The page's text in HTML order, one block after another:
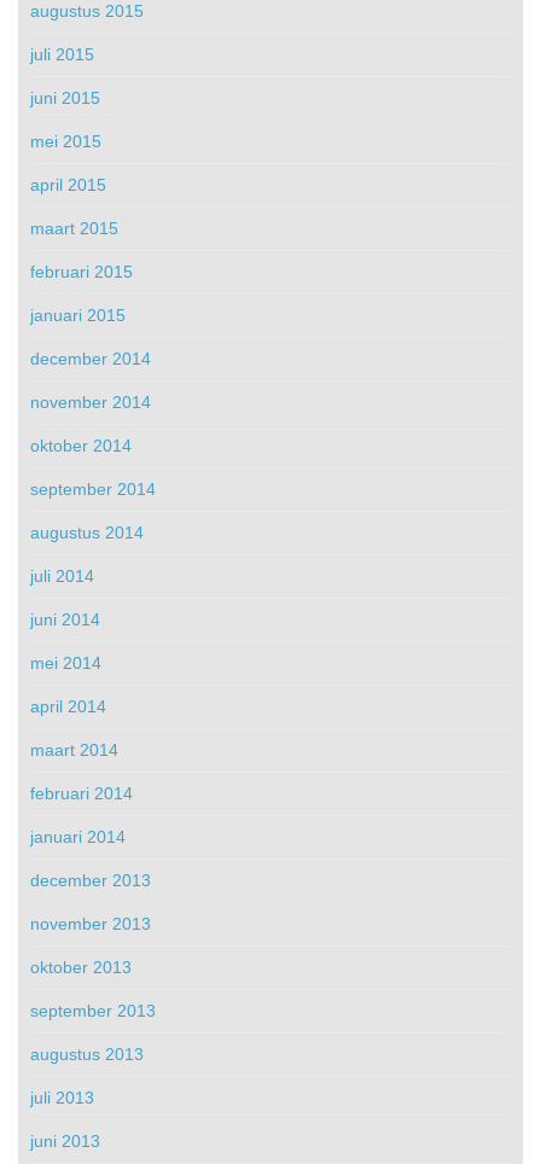
augustus 2015
juli 2015
juni 2015
mei 2015
april 2015
maart 2015
februari 2015
januari 2015
december 2014
november 2014
oktober 2014
september 2014
augustus 2014
juli 2014
juni 2014
mei 2014
april 2014
maart 2014
februari 2014
januari 2014
december 2013
november 2013
oktober 2013
september 2013
augustus 2013
juli 2013
juni 2013